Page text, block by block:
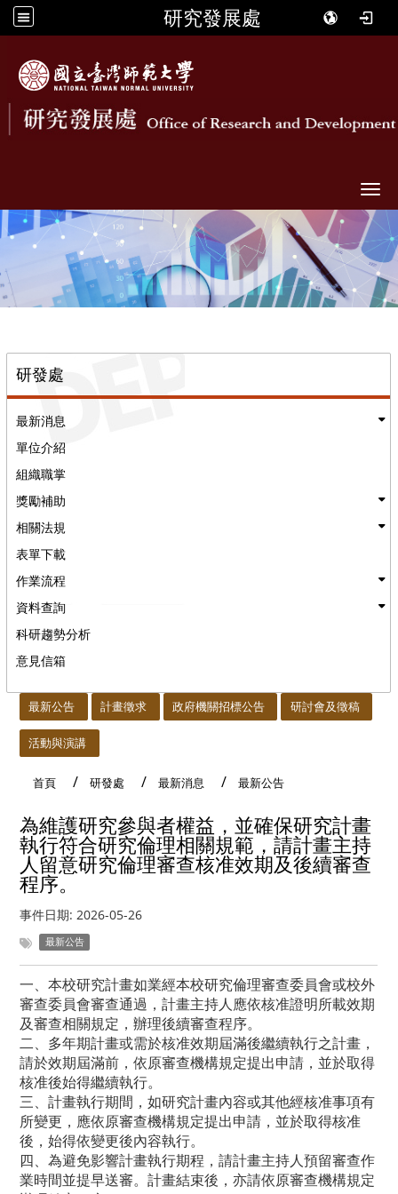
研究發展處
研發處
最新消息
單位介紹
組織職掌
獎勵補助
相關法規
表單下載
作業流程
資料查詢
科研趨勢分析
意見信箱
最新公告 計畫徵求 政府機關招標公告 研討會及徵稿
活動與演講
首頁 研發處 最新消息 最新公告
為維護研究參與者權益，並確保研究計畫
執行符合研究倫理相關規範，請計畫主持
人留意研究倫理審查核准效期及後續審查
程序。
事件日期: 2026-05-26
最新公告
一、本校研究計畫如業經本校研究倫理審查委員會或校外
審查委員會審查通過，計畫主持人應依核准證明所載效期
及審查相關規定，辦理後續審查程序。
二、多年期計畫或需於核准效期屆滿後繼續執行之計畫，
請於效期屆滿前，依原審查機構規定提出申請，並於取得
核准後始得繼續執行。
三、計畫執行期間，如研究計畫內容或其他經核准事項有
所變更，應依原審查機構規定提出申請，並於取得核准
後，始得依變更後內容執行。
四、為避免影響計畫執行期程，請計畫主持人預留審查作
業時間並提早送審。計畫結束後，亦請依原審查機構規定